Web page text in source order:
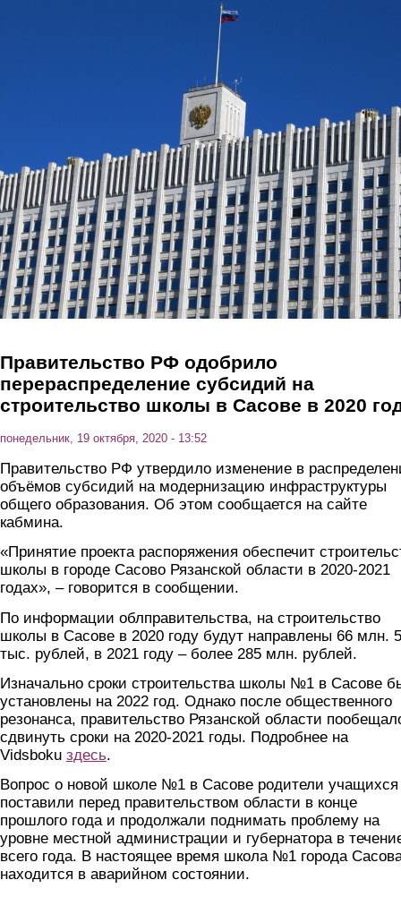
Правительство РФ одобрило
перераспределение субсидий на
строительство школы в Сасове в 2020
понедельник, 19 октября, 2020 - 13:52
Правительство РФ утвердило изменение в
объёмов субсидий на модернизацию инфраструктуры
общего образования. Об этом сообщается на сайте
кабмина.
«Принятие проекта распоряжения обеспечит
школы в городе Сасово Рязанской области в 2020-2021
годах», – говорится в сообщении.
По информации облправительства, на строительство
школы в Сасове в 2020 году будут направлены 66 млн.
тыс. рублей, в 2021 году – более 285 млн. рублей.
Изначально сроки строительства школы №1 в Сасове
установлены на 2022 год. Однако после общественного
резонанса, правительство Рязанской области
сдвинуть сроки на 2020-2021 годы. Подробнее на
Vidsboku здесь.
Вопрос о новой школе №1 в Сасове родители учащихся
поставили перед правительством области в конце
прошлого года и продолжали поднимать проблему на
уровне местной администрации и губернатора в
всего года. В настоящее время школа №1 города
находится в аварийном состоянии.